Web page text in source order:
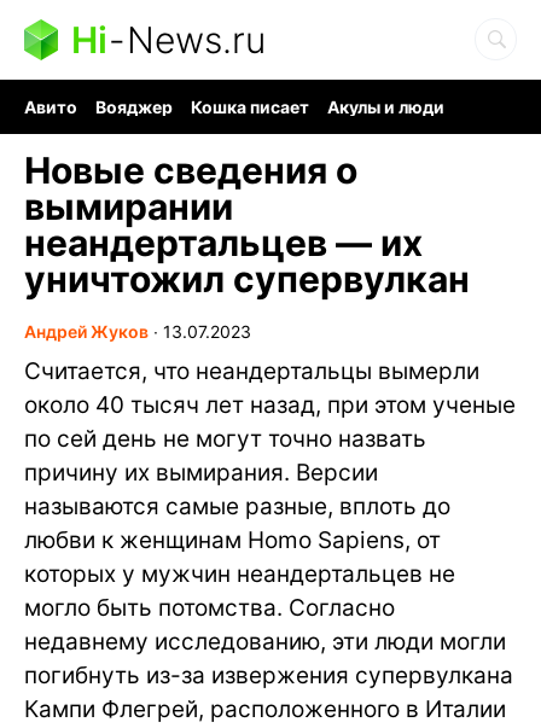
Hi-News.ru
Авито Вояджер Кошка писает
Акулы и люди
Новые сведения о
вымирании
неандертальцев — их
уничтожил супервулкан
Андрей Жуков ∙ 13.07.2023
Считается, что неандертальцы вымерли
около 40 тысяч лет назад, при этом ученые
по сей день не могут точно назвать
причину их вымирания. Версии
называются самые разные, вплоть до
любви к женщинам Homo Sapiens, от
которых у мужчин неандертальцев не
могло быть потомства. Согласно
недавнему исследованию, эти люди могли
погибнуть из-за извержения супервулкана
Кампи Флегрей, расположенного в Италии